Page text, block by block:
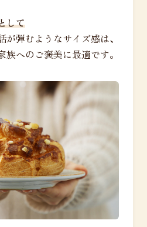
して
弾むようなサイズ感は、
へのご褒美に最適です。